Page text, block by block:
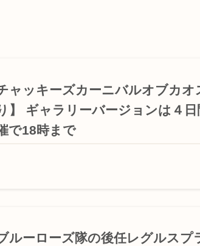
ャッキーズカーニバルオブカオ
】 ギャラリーバージョンは４日
で18時まで
ルーローズ隊の後任レグルスプ